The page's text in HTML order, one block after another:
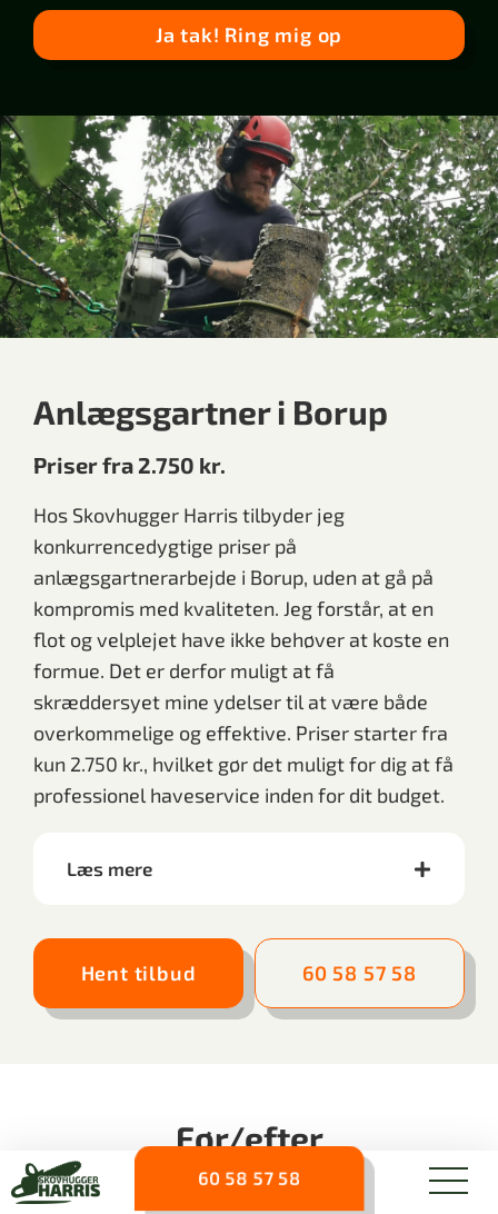
60 58 57 58
empty.
Anlægsgartner i Borup
Priser fra 2.750 kr.
Hos Skovhugger Harris tilbyder jeg
konkurrencedygtige priser på
anlægsgartnerarbejde i Borup, uden at gå på
kompromis med kvaliteten. Jeg forstår, at en
flot og velplejet have ikke behøver at koste en
formue. Det er derfor muligt at få
skræddersyet mine ydelser til at være både
overkommelige og effektive. Priser starter fra
kun 2.750 kr., hvilket gør det muligt for dig at få
professionel haveservice inden for dit budget.
Læs mere
Hent tilbud 60 58 57 58
Før/efter